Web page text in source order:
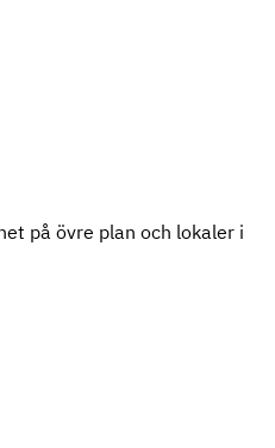
på övre plan och lokaler i